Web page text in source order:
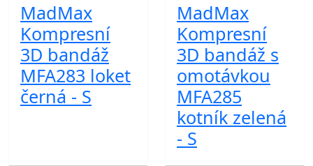
MadMax
Kompresní
3D bandáž
MFA283 loket
černá - S
MadMax
Kompresní
3D bandáž s
omotávkou
MFA285
kotník zelená
- S